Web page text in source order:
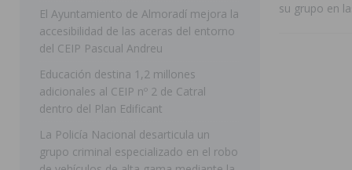
[ 08/08/2026 ] Benferri da comienzo a sus fiestas
[ 07/08/2026 ]
su grupo en
El Ayuntamiento de Almoradí mejora la
accesibilidad de las aceras del entorno
del CEIP Pascual Andreu
Educación destina 1,2 millones
adicionales al CEIP nº 2 de Catral
dentro del Plan Edificant
La Policía Nacional desarticula un
grupo criminal especializado en el robo